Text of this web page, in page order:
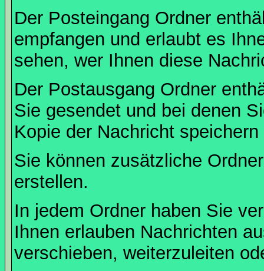
Der Posteingang Ordner
empfangen und erlaubt es
sehen, wer Ihnen diese
Der Postausgang Ordner
Sie gesendet und bei denen
Kopie der Nachricht
Sie können zusätzliche
erstellen.
In jedem Ordner haben Sie
Ihnen erlauben Nachrichten
verschieben, weiterzuleiten